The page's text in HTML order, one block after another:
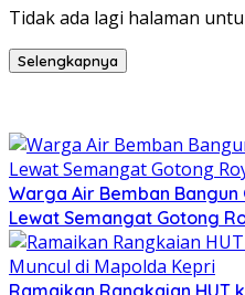
Tidak ada lagi halaman
Selengkapnya
Warga Air Bemban
Lewat Semangat Gotong